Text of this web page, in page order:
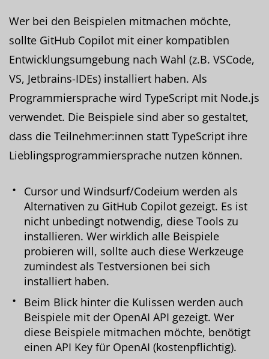
Wer bei den Beispielen mitmachen möchte,
sollte GitHub Copilot mit einer kompatiblen
Entwicklungsumgebung nach Wahl (z.B. VSCode,
VS, Jetbrains-IDEs) installiert haben. Als
Programmiersprache wird TypeScript mit Node.js
verwendet. Die Beispiele sind aber so gestaltet,
dass die Teilnehmer:innen statt TypeScript ihre
Lieblingsprogrammiersprache nutzen können.
Cursor und Windsurf/Codeium werden als
Alternativen zu GitHub Copilot gezeigt. Es ist
nicht unbedingt notwendig, diese Tools zu
installieren. Wer wirklich alle Beispiele
probieren will, sollte auch diese Werkzeuge
zumindest als Testversionen bei sich
installiert haben.
Beim Blick hinter die Kulissen werden auch
Beispiele mit der OpenAI API gezeigt. Wer
diese Beispiele mitmachen möchte, benötigt
einen API Key für OpenAI (kostenpflichtig).